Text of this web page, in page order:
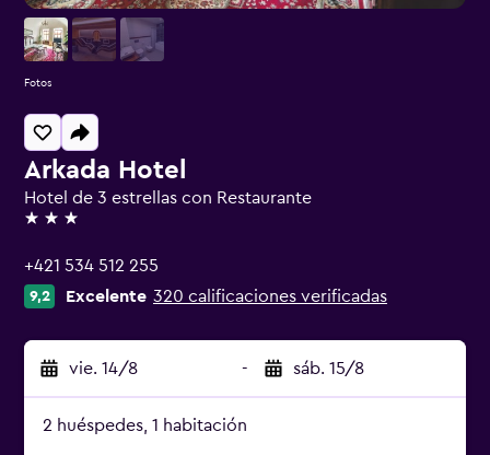
Arkada Hotel
Hotel de 3 estrellas con Restaurante
3 estrellas
+421 534 512 255
9,2 Excelente 320 calificaciones verificadas
vie. 14/8 - sáb. 15/8
2 huéspedes, 1 habitación
Fotos